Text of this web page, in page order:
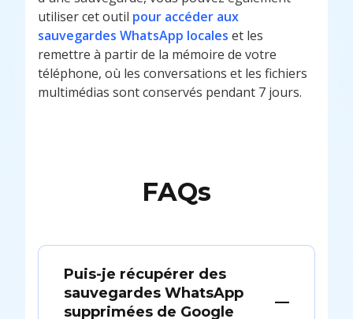
utiliser cet outil pour accéder aux
sauvegardes WhatsApp locales et les
remettre à partir de la mémoire de votre
téléphone, où les conversations et les fichiers
multimédias sont conservés pendant 7 jours.
FAQs
Puis-je récupérer des
sauvegardes WhatsApp
supprimées de Google